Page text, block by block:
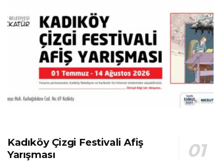
Kadıköy Çizgi Festivali Afiş
Yarışması